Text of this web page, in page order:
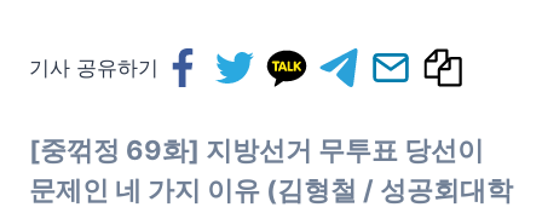
기사 공유하기
[중꺾정 69화] 지방선거 무투표 당선이
문제인 네 가지 이유 (김형철 / 성공회대학